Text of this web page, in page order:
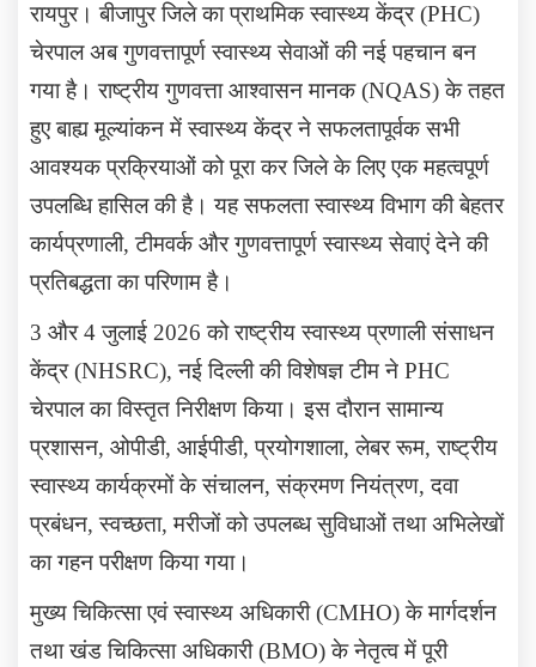
रायपुर। बीजापुर जिले का प्राथमिक स्वास्थ्य केंद्र (PHC)
चेरपाल अब गुणवत्तापूर्ण स्वास्थ्य सेवाओं की नई पहचान बन
गया है। राष्ट्रीय गुणवत्ता आश्वासन मानक (NQAS)के तहत
हुए बाह्य मूल्यांकन में स्वास्थ्य केंद्र ने सफलतापूर्वक सभी
आवश्यक प्रक्रियाओं को पूरा कर जिले के लिए एक महत्वपूर्ण
उपलब्धि हासिल की है। यह सफलता स्वास्थ्य विभाग की बेहतर
कार्यप्रणाली,टीमवर्क और गुणवत्तापूर्ण स्वास्थ्य सेवाएं देने की
प्रतिबद्धता का परिणाम है।
3 और4जुलाई 2026 को राष्ट्रीय स्वास्थ्य प्रणाली संसाधन
केंद्र (NHSRC),नई दिल्ली की विशेषज्ञ टीम ने PHC
चेरपाल का विस्तृत निरीक्षण किया। इस दौरान सामान्य
प्रशासन, ओपीडी, आईपीडी,प्रयोगशाला,लेबर रूम,राष्ट्रीय
स्वास्थ्य कार्यक्रमों के संचालन,संक्रमण नियंत्रण,दवा
प्रबंधन,स्वच्छता,मरीजों को उपलब्ध सुविधाओं तथा अभिलेखों
का गहन परीक्षण किया गया।
मुख्य चिकित्सा एवं स्वास्थ्य अधिकारी (CMHO)के मार्गदर्शन
तथा खंड चिकित्सा अधिकारी (BMO)के नेतृत्व में पूरी